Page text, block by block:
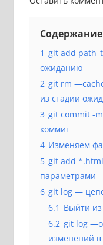
Содержание
1 git add
ожиданию
2 git rm
из стадии
3 git commit -
коммит
4 Изменяем
5 git add
параметрами
6 git log —
6.1 Выйти
6.2 git log
изменений в